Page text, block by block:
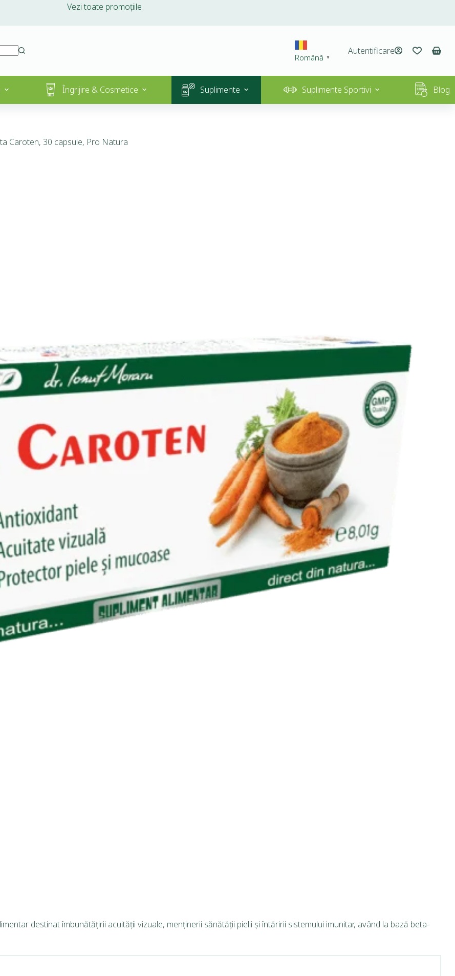
Vezi toate promoțiile
Română ▼
Autentificare
Îngrijire & Cosmetice Suplimente Suplimente Sportivi Blog
Caroten, 30 capsule, Pro Natura
destinat îmbunătățirii acuității vizuale, menținerii sănătății pielii și întăririi sistemului imunitar, având la bază beta-